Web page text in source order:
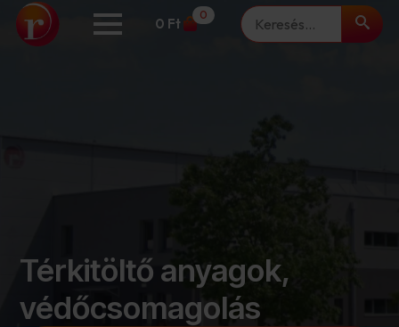
0 Ft
0 Keresés
Térkitöltő anyagok,
védőcsomagolás